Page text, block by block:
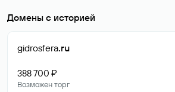
Домены с историей
gidrosfera.ru
388 700 ₽
Возможен торг